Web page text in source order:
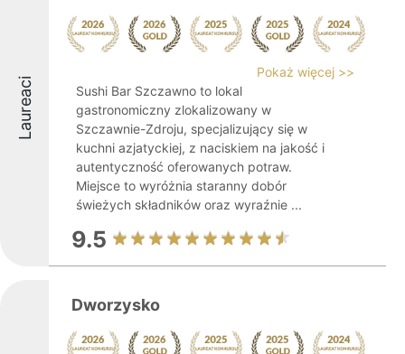
Laureaci
Pokaż więcej >>
Sushi Bar Szczawno to lokal
gastronomiczny zlokalizowany w
Szczawnie-Zdroju, specjalizujący się w
kuchni azjatyckiej, z naciskiem na jakość i
autentyczność oferowanych potraw.
Miejsce to wyróżnia staranny dobór
świeżych składników oraz wyraźnie ...
9.5
Dworzysko